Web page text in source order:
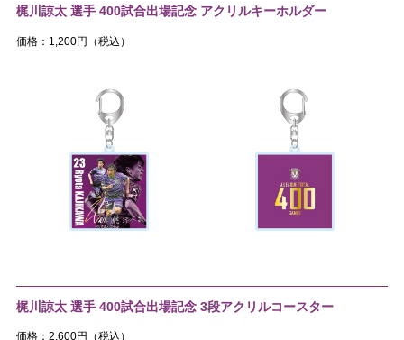
梶川諒太 選手 400試合出場記念 アクリルキーホルダー
価格：1,200円（税込）
梶川諒太 選手 400試合出場記念 3段アクリルコースター
価格：2,600円（税込）